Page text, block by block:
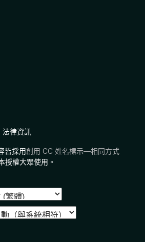
法律資訊
皆採用創用 CC 姓名標示—相同方式
授權大眾使用。